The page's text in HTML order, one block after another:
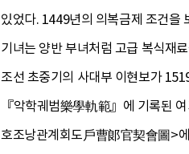
있었다. 1449년의 의복금제 조건
기녀는 양반 부녀처럼 고급 복식재
조선 초중기의 사대부 이현보가
『악학궤범樂學軌範』에 기록된
호조낭관계회도戶曹郞官契會圖>